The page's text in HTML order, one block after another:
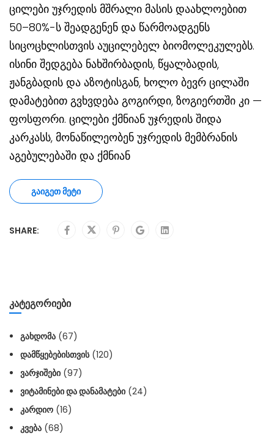
ცილები უჯრედის მშრალი მასის დაახლოებით
50–80%-ს შეადგენენ და წარმოადგენს
სიცოცხლისთვის აუცილებელ ბიომოლეკულებს.
ისინი შედგება ნახშირბადის, წყალბადის,
ჟანგბადის და აზოტისგან, ხოლო ბევრ ცილაში
დამატებით გვხვდება გოგირდი, ზოგიერთში კი —
ფოსფორი. ცილები ქმნიან უჯრედის შიდა
კარკასს, მონაწილეობენ უჯრედის მემბრანის
აგებულებაში და ქმნიან
ᲒᲐᲘᲒᲔᲗ ᲛᲔᲢᲘ
SHARE:
ᲙᲐᲢᲔᲒᲝᲠᲘᲔᲑᲘ
ᲒᲐᲮᲓᲝᲛᲐ (67)
ᲓᲐᲛᲬᲧᲔᲑᲔᲑᲘᲡᲗᲕᲘᲡ(120)
ᲕᲐᲠᲯᲘᲨᲔᲑᲘ (97)
ᲕᲘᲢᲐᲛᲘᲜᲔᲑᲘ ᲓᲐ ᲓᲐᲜᲐᲛᲐᲢᲔᲑᲘ (24)
ᲙᲐᲠᲓᲘᲝ (16)
ᲙᲕᲔᲑᲐ (68)